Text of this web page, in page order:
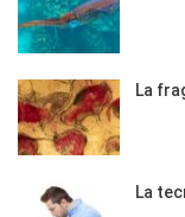
La
La